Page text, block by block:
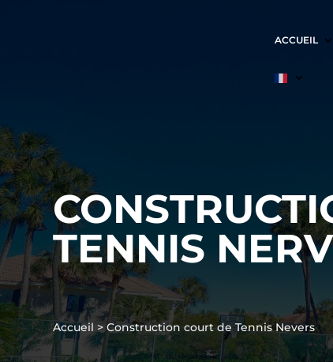
ACCUEIL
TENNIS
Accueil > Construction court de Tennis Nevers